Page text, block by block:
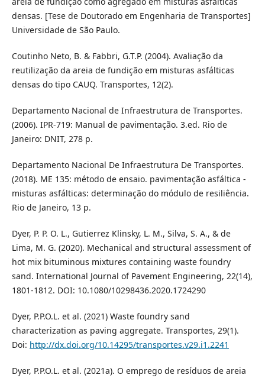
densas. [Tese de Doutorado em Engenharia de Transportes]
Universidade de São Paulo.
Coutinho Neto, B. & Fabbri, G.T.P. (2004). Avaliação da
reutilização da areia de fundição em misturas asfálticas
densas do tipo CAUQ. Transportes, 12(2).
Departamento Nacional de Infraestrutura de Transportes.
(2006). IPR-719: Manual de pavimentação. 3.ed. Rio de
Janeiro: DNIT, 278 p.
Departamento Nacional De Infraestrutura De Transportes.
(2018). ME 135: método de ensaio. pavimentação asfáltica -
misturas asfálticas: determinação do módulo de resiliência.
Rio de Janeiro, 13 p.
Dyer, P. P. O. L., Gutierrez Klinsky, L. M., Silva, S. A., & de
Lima, M. G. (2020). Mechanical and structural assessment of
hot mix bituminous mixtures containing waste foundry
sand. International Journal of Pavement Engineering, 22(14),
1801-1812. DOI: 10.1080/10298436.2020.1724290
Dyer, P.P.O.L. et al. (2021) Waste foundry sand
characterization as paving aggregate. Transportes, 29(1).
Doi: http://dx.doi.org/10.14295/transportes.v29.i1.2241
Dyer, P.P.O.L. et al. (2021a). O emprego de resíduos de areia